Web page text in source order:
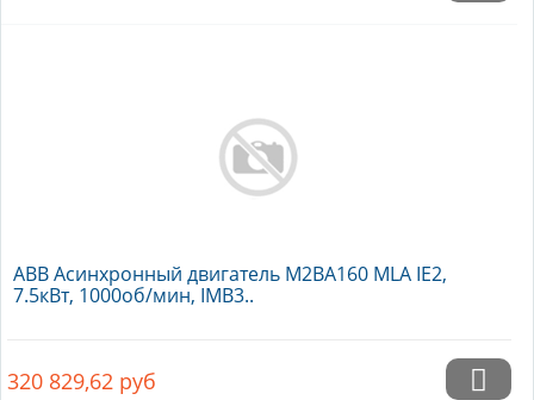
ABB Асинхронный двигатель M2BA160 MLA IE2,
7.5кВт, 1000об/мин, IMB3..
320 829,62 руб